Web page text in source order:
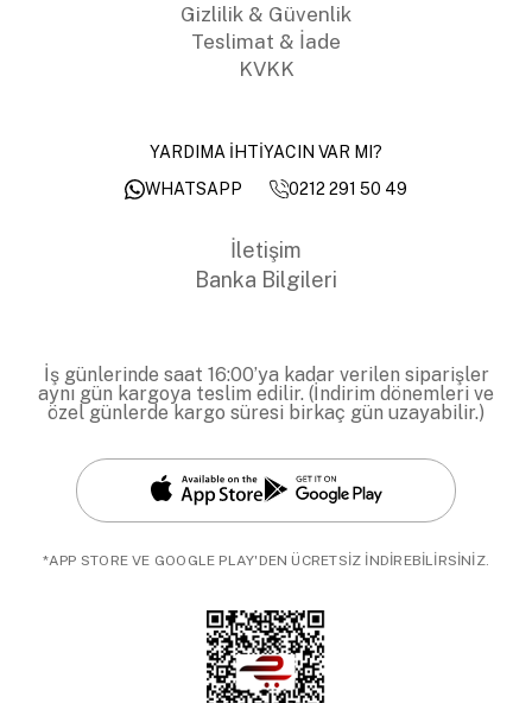
Gizlilik & Güvenlik
Teslimat & İade
KVKK
YARDIMA İHTİYACIN VAR MI?
WHATSAPP
0212 291 50 49
İletişim
Banka Bilgileri
İş günlerinde saat 16:00’ya kadar verilen siparişler
aynı gün kargoya teslim edilir. (İndirim dönemleri ve
özel günlerde kargo süresi birkaç gün uzayabilir.)
*APP STORE VE GOOGLE PLAY'DEN ÜCRETSİZ İNDİREBİLİRSİNİZ.